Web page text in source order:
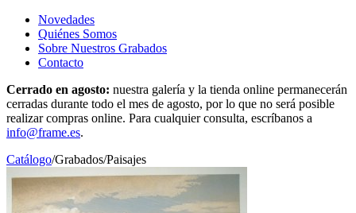
Novedades
Quiénes Somos
Sobre Nuestros Grabados
Contacto
Cerrado en agosto: nuestra galería y la tienda online permanecerán
cerradas durante todo el mes de agosto, por lo que no será posible
realizar compras online. Para cualquier consulta, escríbanos a
info@frame.es.
Catálogo/Grabados/Paisajes